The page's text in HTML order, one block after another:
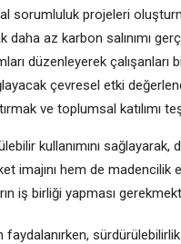
sorumluluk projeleri
daha az karbon salınımı
düzenleyerek çalışanları
çevresel etki
ve toplumsal katılımı
kullanımını sağlayarak,
imajını hem de madencilik
iş birliği yapması
faydalanırken,